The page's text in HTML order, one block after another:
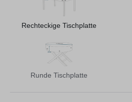
Rechteckige Tischplatte
Runde Tischplatte